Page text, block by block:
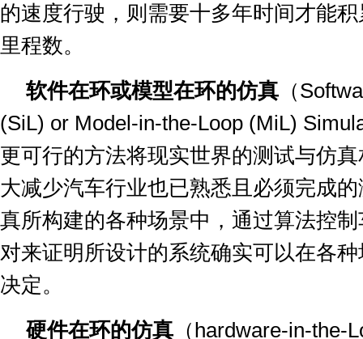
的速度行驶，则需要十多年时间才能积
里程数。
软件在环或模型在环的仿真 （
(SiL) or Model-in-the-Loop (MiL)
更可行的方法将现实世界的测试与仿
大减少汽车行业也已熟悉且必须完成
真所构建的各种场景中，通过算法控
对来证明所设计的系统确实可以在各
决定。
硬件在环的仿真 （hardware-in-the-